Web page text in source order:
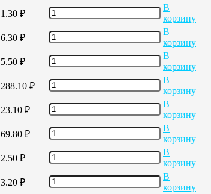
1.30 ₽
В
корзину
6.30 ₽
В
корзину
5.50 ₽
В
корзину
288.10 ₽
В
корзину
23.10 ₽
В
корзину
69.80 ₽
В
корзину
2.50 ₽
В
корзину
3.20 ₽
В
корзину